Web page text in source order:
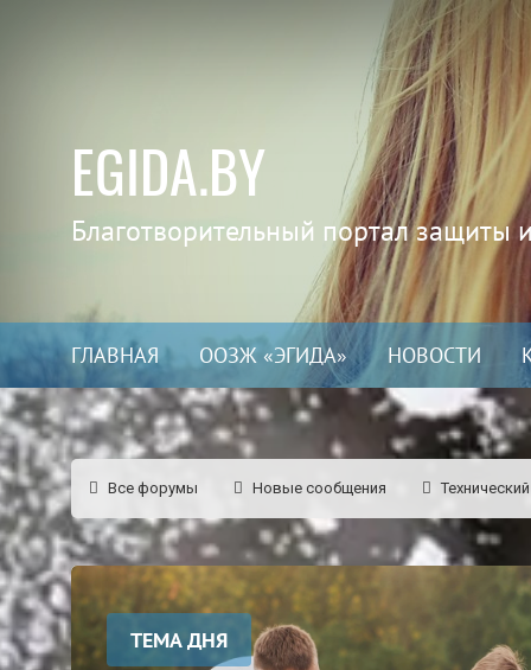
EGIDA.BY
Благотворительный портал защиты
ГЛАВНАЯ ООЗЖ «ЭГИДА» НОВОСТИ
Все форумы Новые сообщения
ТЕМА ДНЯ